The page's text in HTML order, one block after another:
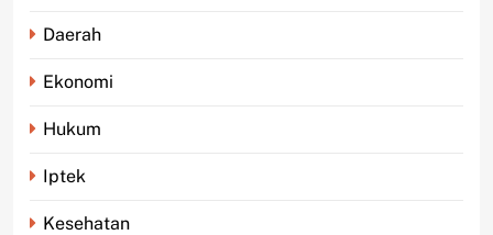
Daerah
Ekonomi
Hukum
Iptek
Kesehatan